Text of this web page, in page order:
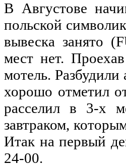
В Августове
польской
вывеска занято
мест нет. Проехав
мотель.Разбудили
хорошо отметил
расселил в 3-х
завтраком,
Итак на первый
24-00.